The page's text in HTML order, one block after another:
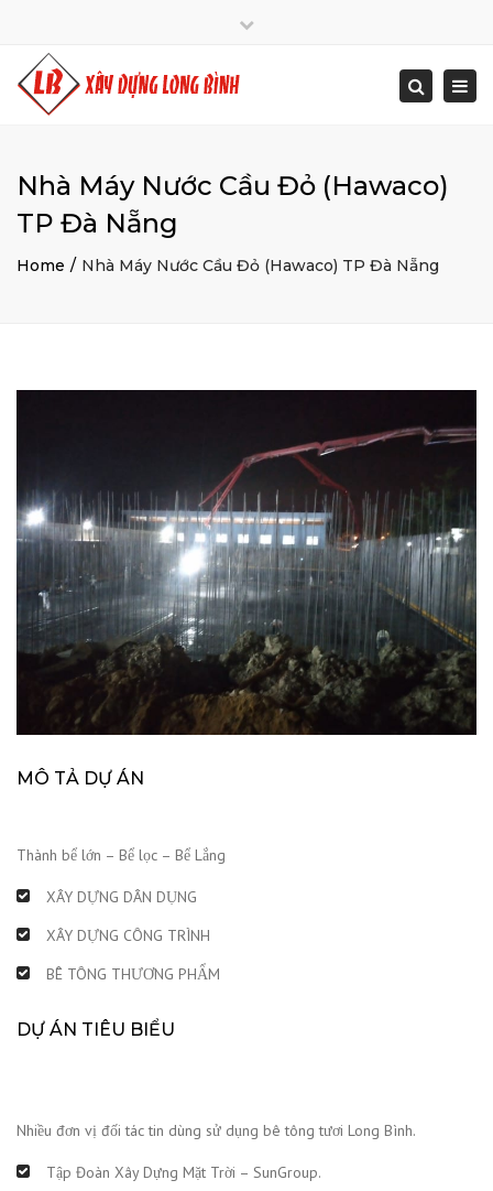
Mon - Sat: 7:00 - 17:00
+ 84 934 0000 25
info@xaydunglongbinh.com
Search
Nhà Máy Nước Cầu Đỏ (Hawaco)
TP Đà Nẵng
Home Nhà Máy Nước Cầu Đỏ (Hawaco) TP Đà Nẵng
MÔ TẢ DỰ ÁN
Thành bể lớn – Bể lọc – Bể Lắng
XÂY DỰNG DÂN DỤNG
XÂY DỰNG CÔNG TRÌNH
BÊ TÔNG THƯƠNG PHẨM
DỰ ÁN TIÊU BIỂU
Nhiều đơn vị đối tác tin dùng sử dụng bê tông tươi Long Bình.
Tập Đoàn Xây Dựng Mặt Trời – SunGroup.